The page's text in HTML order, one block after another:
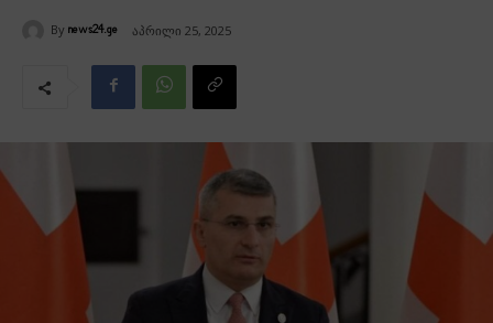
By news24.ge აპრილი 25, 2025